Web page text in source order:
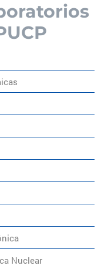
Nuclear